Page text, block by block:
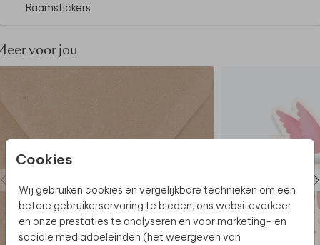
Cookies
Wij gebruiken cookies en vergelijkbare technieken om een
betere gebruikerservaring te bieden, ons websiteverkeer
en onze prestaties te analyseren en voor marketing- en
sociale mediadoeleinden (het weergeven van
Raamstickers
voor jou